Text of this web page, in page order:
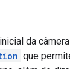
da
que